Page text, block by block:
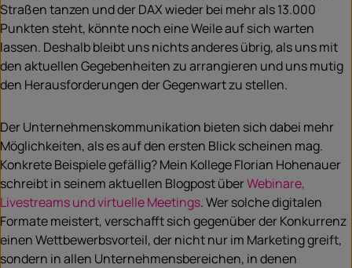
Straßen tanzen und der DAX wieder bei mehr als 13.000
Punkten steht, könnte noch eine Weile auf sich warten
lassen. Deshalb bleibt uns nichts anderes übrig, als uns mit
den aktuellen Gegebenheiten zu arrangieren und uns mutig
den Herausforderungen der Gegenwart zu stellen.
Der Unternehmenskommunikation bieten sich dabei mehr
Möglichkeiten, als es auf den ersten Blick scheinen mag.
Konkrete Beispiele gefällig? Mein Kollege Florian Hohenauer
schreibt in seinem aktuellen Blogpost überWebinare,
Livestreams und virtuelle Meetings. Wer solche digitalen
Formate meistert, verschafft sich gegenüber der Konkurrenz
einen Wettbewerbsvorteil, der nicht nur im Marketing greift,
sondern in allen Unternehmensbereichen, in denen